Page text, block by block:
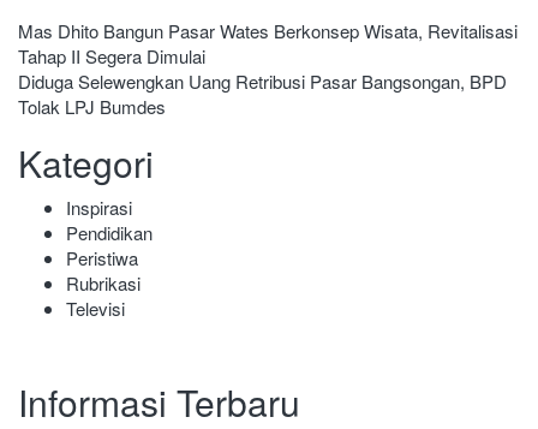
Navigasi
pos
Mas Dhito Bangun Pasar Wates Berkonsep Wisata, Revitalisasi
Tahap II Segera Dimulai
Diduga Selewengkan Uang Retribusi Pasar Bangsongan, BPD
Tolak LPJ Bumdes
Kategori
Inspirasi
Pendidikan
Peristiwa
Rubrikasi
Televisi
Informasi Terbaru